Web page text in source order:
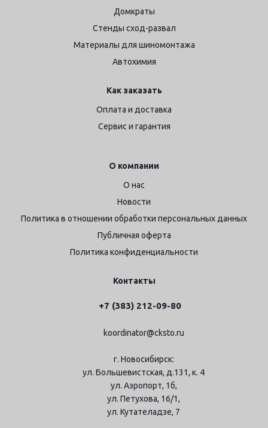
Домкраты
Стенды сход-развал
Материалы для шиномонтажа
Автохимия
Как заказать
Оплата и доставка
Сервис и гарантия
О компании
О нас
Новости
Политика в отношении обработки персональных данных
Публичная оферта
Политика конфиденциальности
Контакты
+7 (383) 212-09-80
koordinator@cksto.ru
г. Новосибирск:
ул. Большевистская, д.131, к. 4
ул. Аэропорт, 1б,
ул. Петухова, 16/1,
ул. Кутателадзе, 7